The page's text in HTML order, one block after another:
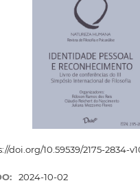
doi.org/10.59539/2175-2834-
2024-10-02